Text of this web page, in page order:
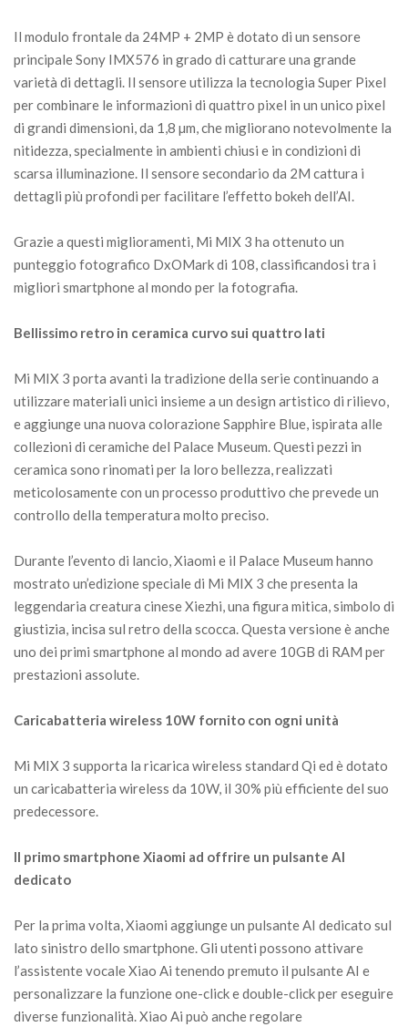
Il modulo frontale da 24MP + 2MP è dotato di un sensore
principale Sony IMX576 in grado di catturare una grande
varietà di dettagli. Il sensore utilizza la tecnologia Super Pixel
per combinare le informazioni di quattro pixel in un unico pixel
di grandi dimensioni, da 1,8 µm, che migliorano notevolmente la
nitidezza, specialmente in ambienti chiusi e in condizioni di
scarsa illuminazione. Il sensore secondario da 2M cattura i
dettagli più profondi per facilitare l’effetto bokeh dell’AI.
Grazie a questi miglioramenti, Mi MIX 3 ha ottenuto un
punteggio fotografico DxOMark di 108, classificandosi tra i
migliori smartphone al mondo per la fotografia.
Bellissimo retro in ceramica curvo sui quattro lati
Mi MIX 3 porta avanti la tradizione della serie continuando a
utilizzare materiali unici insieme a un design artistico di rilievo,
e aggiunge una nuova colorazione Sapphire Blue, ispirata alle
collezioni di ceramiche del Palace Museum. Questi pezzi in
ceramica sono rinomati per la loro bellezza, realizzati
meticolosamente con un processo produttivo che prevede un
controllo della temperatura molto preciso.
Durante l’evento di lancio, Xiaomi e il Palace Museum hanno
mostrato un’edizione speciale di Mi MIX 3 che presenta la
leggendaria creatura cinese Xiezhi, una figura mitica, simbolo di
giustizia, incisa sul retro della scocca. Questa versione è anche
uno dei primi smartphone al mondo ad avere 10GB di RAM per
prestazioni assolute.
Caricabatteria wireless 10W fornito con ogni unità
Mi MIX 3 supporta la ricarica wireless standard Qi ed è dotato
un caricabatteria wireless da 10W, il 30% più efficiente del suo
predecessore.
Il primo smartphone Xiaomi ad offrire un pulsante AI
dedicato
Per la prima volta, Xiaomi aggiunge un pulsante AI dedicato sul
lato sinistro dello smartphone. Gli utenti possono attivare
l’assistente vocale Xiao Ai tenendo premuto il pulsante AI e
personalizzare la funzione one-click e double-click per eseguire
diverse funzionalità. Xiao Ai può anche regolare